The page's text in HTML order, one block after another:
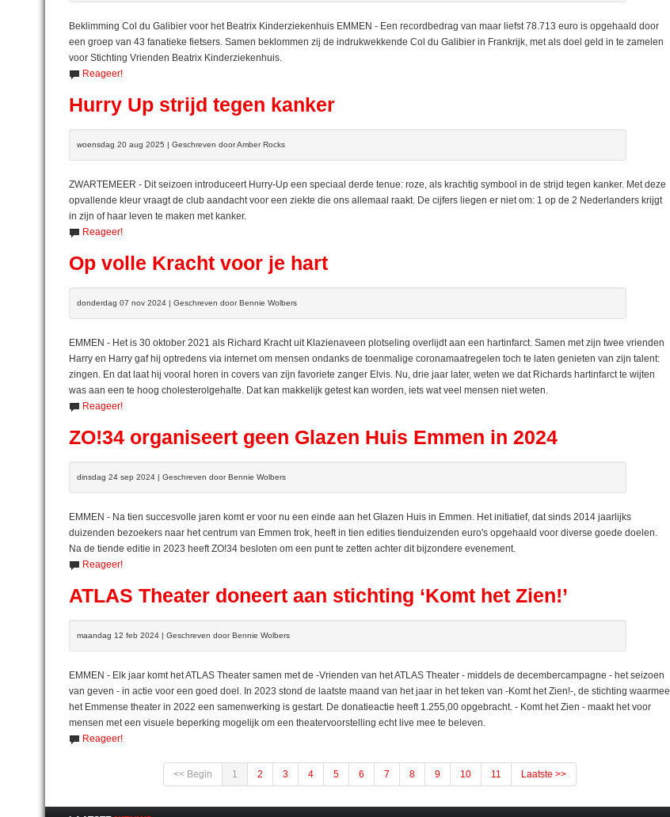
Beklimming Col du Galibier voor het Beatrix Kinderziekenhuis EMMEN - Een recordbedrag van maar liefst 78.713 euro is opgehaald door
een groep van 43 fanatieke fietsers. Samen beklommen zij de indrukwekkende Col du Galibier in Frankrijk, met als doel geld in te zamelen
voor Stichting Vrienden Beatrix Kinderziekenhuis.
Reageer!
Hurry Up strijd tegen kanker
woensdag 20 aug 2025 | Geschreven door Amber Rocks
ZWARTEMEER - Dit seizoen introduceert Hurry-Up een speciaal derde tenue: roze, als krachtig symbool in de strijd tegen kanker. Met deze
opvallende kleur vraagt de club aandacht voor een ziekte die ons allemaal raakt. De cijfers liegen er niet om: 1 op de 2 Nederlanders krijgt
in zijn of haar leven te maken met kanker.
Reageer!
Op volle Kracht voor je hart
donderdag 07 nov 2024 | Geschreven door Bennie Wolbers
EMMEN - Het is 30 oktober 2021 als Richard Kracht uit Klazienaveen plotseling overlijdt aan een hartinfarct. Samen met zijn twee vrienden
Harry en Harry gaf hij optredens via internet om mensen ondanks de toenmalige coronamaatregelen toch te laten genieten van zijn talent:
zingen. En dat laat hij vooral horen in covers van zijn favoriete zanger Elvis. Nu, drie jaar later, weten we dat Richards hartinfarct te wijten
was aan een te hoog cholesterolgehalte. Dat kan makkelijk getest kan worden, iets wat veel mensen niet weten.
Reageer!
ZO!34 organiseert geen Glazen Huis Emmen in 2024
dinsdag 24 sep 2024 | Geschreven door Bennie Wolbers
EMMEN - Na tien succesvolle jaren komt er voor nu een einde aan het Glazen Huis in Emmen. Het initiatief, dat sinds 2014 jaarlijks
duizenden bezoekers naar het centrum van Emmen trok, heeft in tien edities tienduizenden euro's opgehaald voor diverse goede doelen.
Na de tiende editie in 2023 heeft ZO!34 besloten om een punt te zetten achter dit bijzondere evenement.
Reageer!
ATLAS Theater doneert aan stichting ‘Komt het Zien!’
maandag 12 feb 2024 | Geschreven door Bennie Wolbers
EMMEN - Elk jaar komt het ATLAS Theater samen met de -Vrienden van het ATLAS Theater - middels de decembercampagne - het seizoen
van geven - in actie voor een goed doel. In 2023 stond de laatste maand van het jaar in het teken van -Komt het Zien!-, de stichting waarmee
het Emmense theater in 2022 een samenwerking is gestart. De donatieactie heeft 1.255,00 opgebracht. - Komt het Zien - maakt het voor
mensen met een visuele beperking mogelijk om een theatervoorstelling echt live mee te beleven.
Reageer!
<< Begin 1 2 3 4 5 6 7 8 9 10 11 Laatste >>